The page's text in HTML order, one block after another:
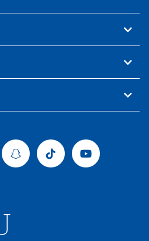
SnapchatTiktok Youtube